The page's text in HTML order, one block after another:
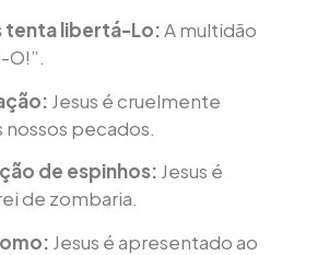
tenta libertá-Lo:A multidão
O!”.
Jesus é cruelmente
pecados.
de espinhos: Jesus é
de zombaria.
Jesus é apresentado ao